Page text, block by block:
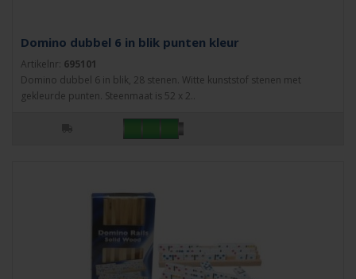
Domino dubbel 6 in blik punten kleur
Artikelnr: 695101
Domino dubbel 6 in blik, 28 stenen. Witte kunststof stenen met
gekleurde punten. Steenmaat is 52 x 2..